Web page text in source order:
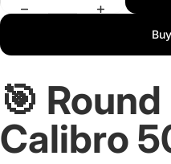
🎯
Calibro